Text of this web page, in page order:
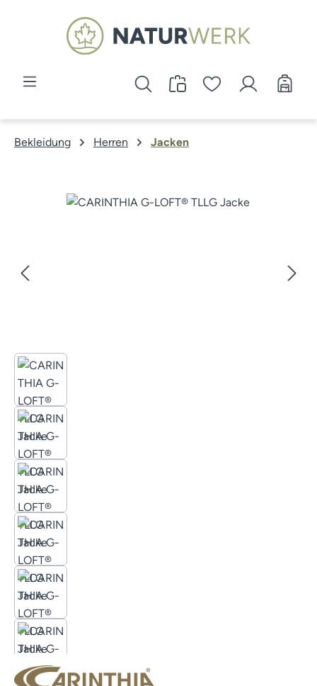
Zum Hauptinhalt springen
Bekleidung Herren Jacken
Bildergalerie überspringen